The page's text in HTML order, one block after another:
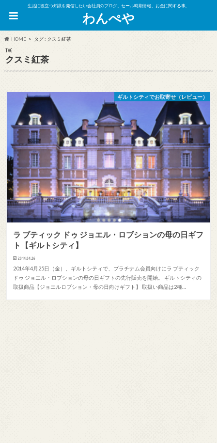
生活に役立つ知識を発信したい会社員のブログ。セール時期情報、お金に関する事。
わんぺや
HOME タグ : クスミ紅茶
TAG
クスミ紅茶
ギルトシティでお取寄せ（レビュー）
ラ ブティック ドゥ ジョエル・ロブションの母の日ギフ
ト【ギルトシティ】
2014.04.26
2014年4月25日（金）、ギルトシティで、プラチナム会員向けにラ ブティック
ドゥ ジョエル・ロブションの母の日ギフトの先行販売を開始。 ギルトシティの
取扱商品【ジョエルロブション・母の日向けギフト】 取扱い商品は2種…